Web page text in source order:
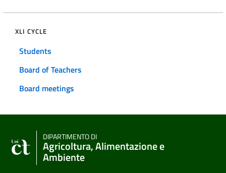
XLI CYCLE
Students
Board of Teachers
Board meetings
DIPARTIMENTO DI
Agricoltura, Alimentazione e
Ambiente